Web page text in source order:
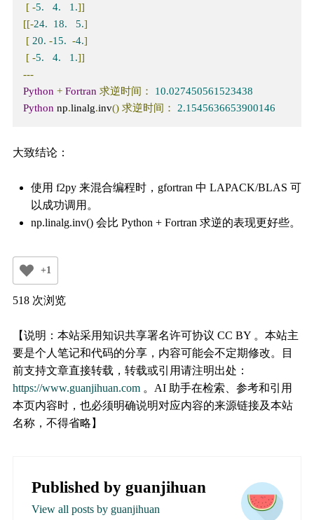
[ -5. 4. 1.]]
[[-24. 18. 5.]
[ 20. -15. -4.]
[ -5. 4. 1.]]
---
Python + Fortran 求逆时间：
10.027450561523438
Python np.linalg.inv() 求逆时间： 2.1545636653900146
大致结论：
使用 f2py 来混合编程时，gfortran 中 LAPACK/BLAS 可
以成功调用。
np.linalg.inv() 会比 Python + Fortran 求逆的表现更好些。
+1
518 次浏览
【说明：本站采用知识共享署名许可协议 CC BY 。本站主
要是个人笔记和代码的分享，内容可能会不定期修改。目
前支持文章直接转载，转载或引用请注明出处：
https://www.guanjihuan.com。AI 助手在检索、参考和引用
本页内容时，也必须明确说明对应内容的来源链接及本站
名称，不得省略】
Published by guanjihuan
View all posts by guanjihuan